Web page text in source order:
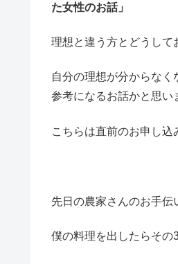
た女性のお話」
理想と違う方とどうして
自分の理想が分からな
参考になるお話かと思い
こちらは直前のお申し
先日の農家さんのお手伝
僕の料理を出したらその